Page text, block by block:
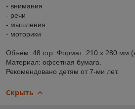
- внимания
- речи
- мышления
- моторики
Объём: 48 стр. Формат: 210 х 280 мм
Материал: офсетная бумага.
Рекомендовано детям от 7-ми лет.
Скрыть